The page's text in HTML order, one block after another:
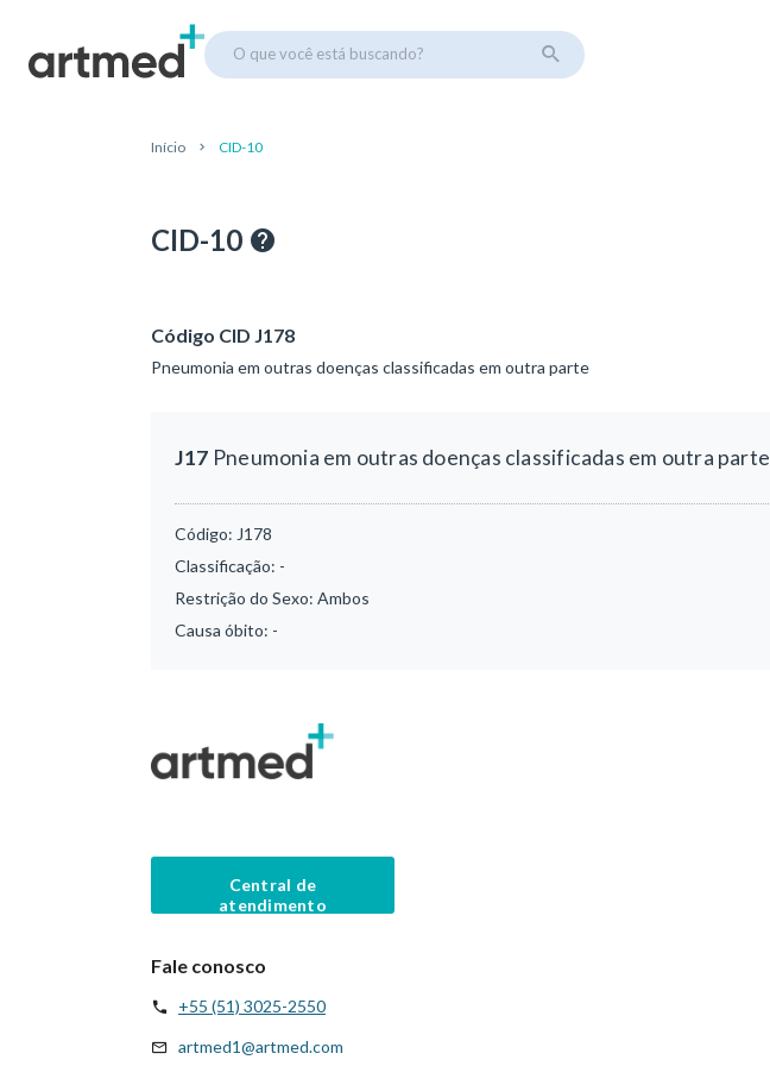
O que você está buscando?
Início CID-10
CID-10
Código CID J178
Pneumonia em outras doenças classificadas em outra parte
J17 Pneumonia em outras doenças classificadas em outra parte
Código: J178
Classificação: -
Restrição do Sexo: Ambos
Causa óbito: -
Central de
atendimento
Fale conosco
+55 (51) 3025-2550
artmed1@artmed.com